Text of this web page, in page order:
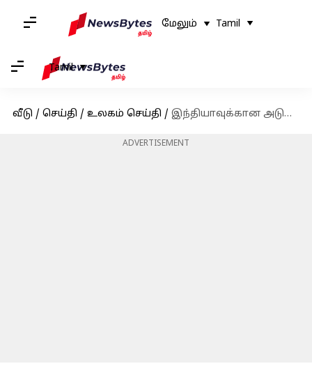
மேலும் Tamil
Tamil
வீடு / செய்தி / உலகம் செய்தி / இந்தியாவுக்கான அடுத்த ஆஸ்திரேலிய தூதர்: யாரிந்த பிலிப் கிரீன்
ADVERTISEMENT